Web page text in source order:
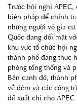
Trước hội nghị
biện pháp để chỉnh
những người vô gia
Quốc đang đối mặt
khu vực tổ chức hội
thành phố đang thực
phòng tổng thống và
Bên cạnh đó, thành
về đêm và các công
đề xuất chi cho